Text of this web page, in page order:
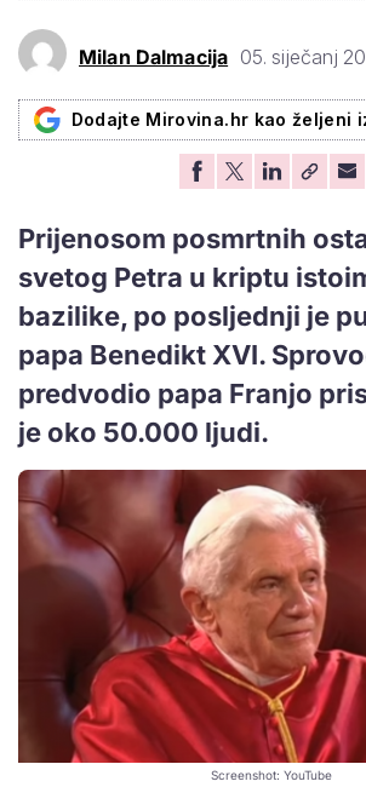
Milan Dalmacija 05. siječanj
Dodajte Mirovina.hr kao željeni
Prijenosom posmrtnih
svetog Petra u kriptu
bazilike, po posljednji je
papa Benedikt XVI.
predvodio papa Franjo
je oko 50.000 ljudi.
Screenshot: YouTube